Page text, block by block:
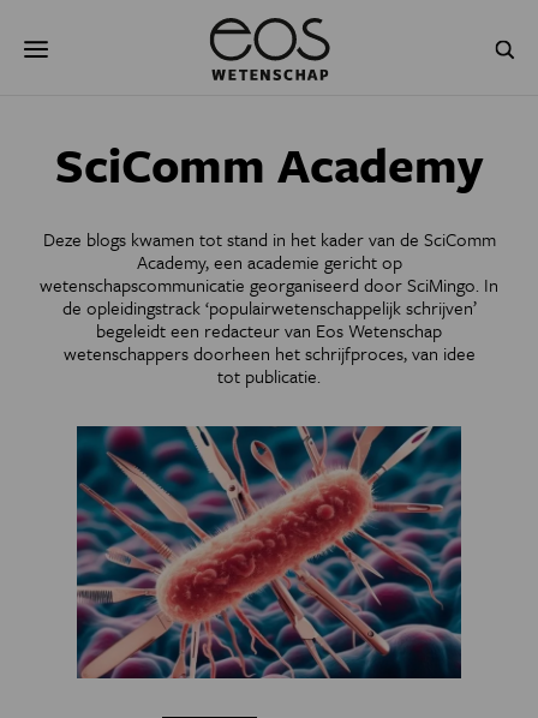
naar
GEZONDHEID RUIMTE
NATUURWETENSCHAPPEN GESCHIEDENIS
PSYCHE & BREIN BLOGS
PODCAST AGENDA
JONGE UITDAGERS
SciComm Academy
Deze blogs kwamen tot stand in het kader van de SciComm
Academy, een academie gericht op
wetenschapscommunicatie georganiseerd doorSciMingo. In
de opleidingstrack‘populairwetenschappelijk schrijven’
begeleidt een redacteur van Eos Wetenschap
wetenschappers doorheen het schrijfproces, van idee
tot publicatie.